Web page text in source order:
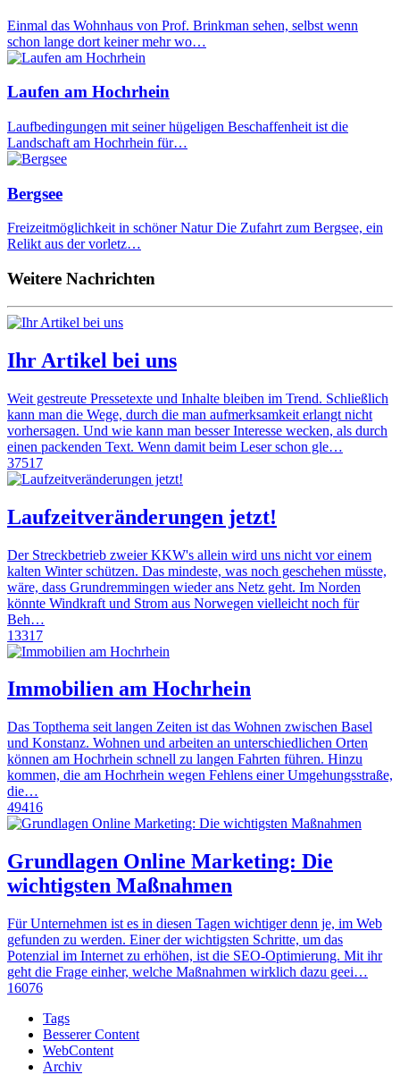
Einmal das Wohnhaus von Prof. Brinkman sehen, selbst wenn
schon lange dort keiner mehr wo…
Laufen am Hochrhein
Laufbedingungen mit seiner hügeligen Beschaffenheit ist die
Landschaft am Hochrhein für…
Bergsee
Freizeitmöglichkeit in schöner Natur Die Zufahrt zum Bergsee, ein
Relikt aus der vorletz…
Weitere Nachrichten
Ihr Artikel bei uns
Weit gestreute Pressetexte und Inhalte bleiben im Trend. Schließlich
kann man die Wege, durch die man aufmerksamkeit erlangt nicht
vorhersagen. Und wie kann man besser Interesse wecken, als durch
einen packenden Text. Wenn damit beim Leser schon gle…
37517
Laufzeitveränderungen jetzt!
Der Streckbetrieb zweier KKW's allein wird uns nicht vor einem
kalten Winter schützen. Das mindeste, was noch geschehen müsste,
wäre, dass Grundremmingen wieder ans Netz geht. Im Norden
könnte Windkraft und Strom aus Norwegen vielleicht noch für
Beh…
13317
Immobilien am Hochrhein
Das Topthema seit langen Zeiten ist das Wohnen zwischen Basel
und Konstanz. Wohnen und arbeiten an unterschiedlichen Orten
können am Hochrhein schnell zu langen Fahrten führen. Hinzu
kommen, die am Hochrhein wegen Fehlens einer Umgehungsstraße,
die…
49416
Grundlagen Online Marketing: Die
wichtigsten Maßnahmen
Für Unternehmen ist es in diesen Tagen wichtiger denn je, im Web
gefunden zu werden. Einer der wichtigsten Schritte, um das
Potenzial im Internet zu erhöhen, ist die SEO-Optimierung. Mit ihr
geht die Frage einher, welche Maßnahmen wirklich dazu geei…
16076
Tags
Besserer Content
WebContent
Archiv